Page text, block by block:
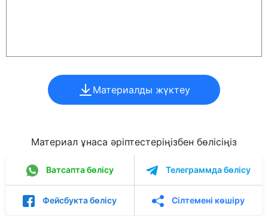
Материалды жүктеу
Материал ұнаса әріптестеріңізбен бөлісіңіз
Ватсапта бөлісу Телеграммда бөлісу
Фейсбукта бөлісу Сілтемені көшіру